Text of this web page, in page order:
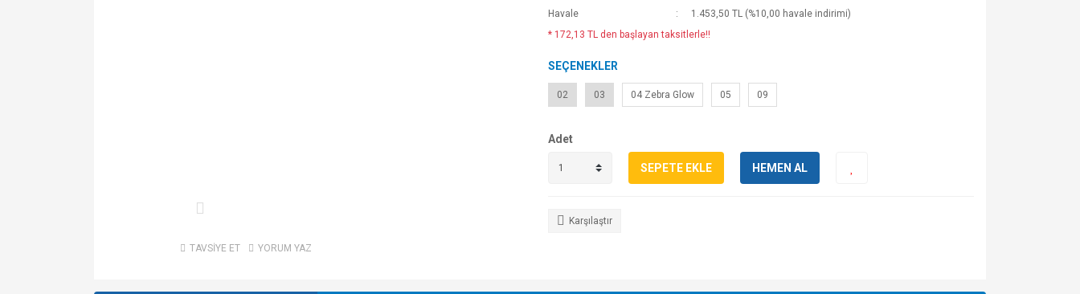
TAVSİYE ET YORUM YAZ
Havale
1.453,50 TL (%10,00 havale indirimi)
* 172,13 TL den başlayan taksitlerle!!
SEÇENEKLER
02 03 04 Zebra Glow 05 09
Adet
SEPETE EKLE HEMEN AL
Karşılaştır